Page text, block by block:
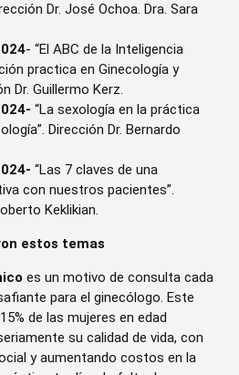
Dr. José Ochoa. Dra. Sara
- “El ABC de la Inteligencia
practica en Ginecología y
Dr. Guillermo Kerz.
“La sexología en la práctica
Dirección Dr. Bernardo
“Las 7 claves de una
con nuestros pacientes”.
Keklikian.
estos temas
es un motivo de consulta cada
para el ginecólogo. Este
de las mujeres en edad
su calidad de vida, con
y aumentando costos en la